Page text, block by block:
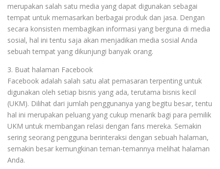
merupakan salah satu media yang dapat digunakan sebagai
tempat untuk memasarkan berbagai produk dan jasa. Dengan
secara konsisten membagikan informasi yang berguna di media
sosial, hal ini tentu saja akan menjadikan media sosial Anda
sebuah tempat yang dikunjungi banyak orang.
3. Buat halaman Facebook
Facebook adalah salah satu alat pemasaran terpenting untuk
digunakan oleh setiap bisnis yang ada, terutama bisnis kecil
(UKM). Dilihat dari jumlah penggunanya yang begitu besar, tentu
hal ini merupakan peluang yang cukup menarik bagi para pemilik
UKM untuk membangan relasi dengan fans mereka. Semakin
sering seorang pengguna berinteraksi dengan sebuah halaman,
semakin besar kemungkinan teman-temannya melihat halaman
Anda.